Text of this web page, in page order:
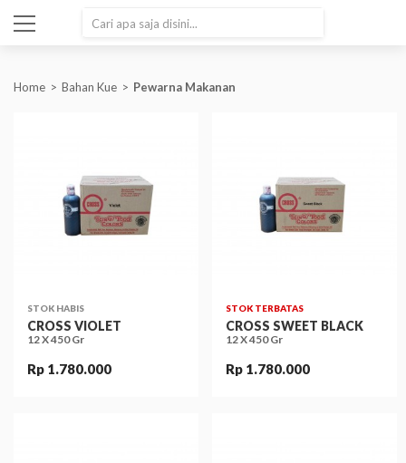
Home Bahan Kue Pewarna Makanan
STOK HABIS
CROSS VIOLET
12 X 450 Gr
Rp 1.780.000
STOK TERBATAS
CROSS SWEET BLACK
12 X 450 Gr
Rp 1.780.000